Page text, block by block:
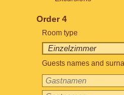
Order 4
Room type
Guests names and